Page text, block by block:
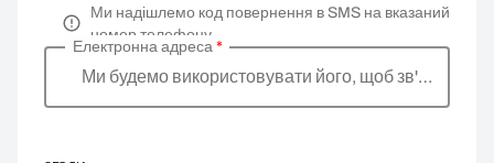
Ми надішлемо код повернення в SMS на вказаний
номер телефону
Ми будемо використовувати його, щоб зв'язатися
Електронна адреса*